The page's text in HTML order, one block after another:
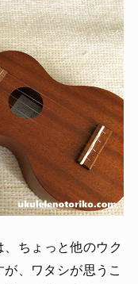
ちょっと他のウク
、ワタシが思うこ